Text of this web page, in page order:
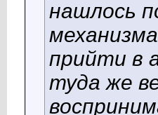
нашлось
прийти в
туда же